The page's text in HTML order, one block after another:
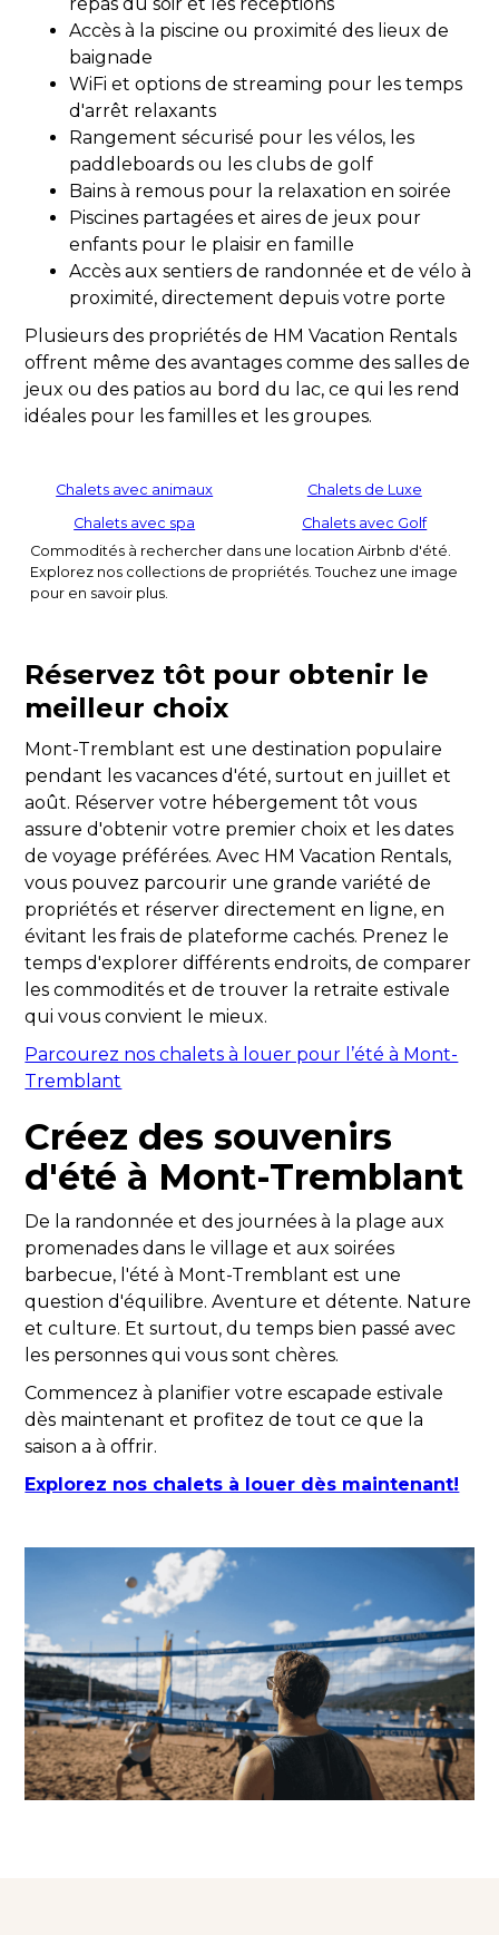
repas du soir et les réceptions
Accès à la piscine ou proximité des lieux de
baignade
WiFi et options de streaming pour les temps
d'arrêt relaxants
Rangement sécurisé pour les vélos, les
paddleboards ou les clubs de golf
Bains à remous pour la relaxation en soirée
Piscines partagées et aires de jeux pour
enfants pour le plaisir en famille
Accès aux sentiers de randonnée et de vélo à
proximité, directement depuis votre porte
Plusieurs des propriétés de HM Vacation Rentals
offrent même des avantages comme des salles de
jeux ou des patios au bord du lac, ce qui les rend
idéales pour les familles et les groupes.
Chalets avec animaux
Chalets de Luxe
Chalets avec spa
Chalets avec Golf
Commodités à rechercher dans une location Airbnb d'été.
Explorez nos collections de propriétés. Touchez une image
pour en savoir plus.
Réservez tôt pour obtenir le
meilleur choix
Mont-Tremblant est une destination populaire
pendant les vacances d'été, surtout en juillet et
août. Réserver votre hébergement tôt vous
assure d'obtenir votre premier choix et les dates
de voyage préférées. Avec HM Vacation Rentals,
vous pouvez parcourir une grande variété de
propriétés et réserver directement en ligne, en
évitant les frais de plateforme cachés. Prenez le
temps d'explorer différents endroits, de comparer
les commodités et de trouver la retraite estivale
qui vous convient le mieux.
Parcourez nos chalets à louer pour l’été à Mont-
Tremblant
Créez des souvenirs
d'été à Mont-Tremblant
De la randonnée et des journées à la plage aux
promenades dans le village et aux soirées
barbecue, l'été à Mont-Tremblant est une
question d'équilibre. Aventure et détente. Nature
et culture. Et surtout, du temps bien passé avec
les personnes qui vous sont chères.
Commencez à planifier votre escapade estivale
dès maintenant et profitez de tout ce que la
saison a à offrir.
Explorez nos chalets à louer dès maintenant!